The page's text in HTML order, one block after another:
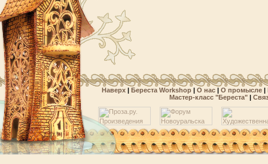
Наверх |Береста Workshop |О нас |О промысле |
Мастер-класс "Береста" |